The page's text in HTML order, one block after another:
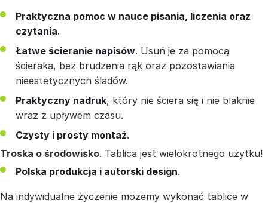
Praktyczna pomoc w nauce pisania, liczenia oraz
czytania.
Łatwe ścieranie napisów. Usuń je za pomocą
ścieraka, bez brudzenia rąk oraz pozostawiania
nieestetycznych śladów.
Praktyczny nadruk, który nie ściera się i nie blaknie
wraz z upływem czasu.
Czysty i prosty montaż.
Troska o środowisko. Tablica jest wielokrotnego użytku!
Polska produkcja i autorski design.
Na indywidualne życzenie możemy wykonać tablice w